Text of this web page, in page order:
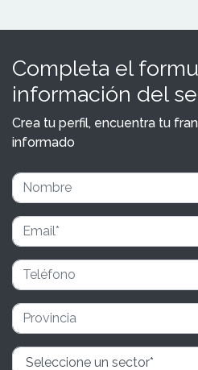
Completa el
información del
Crea tu perfil, encuentra tu
informado